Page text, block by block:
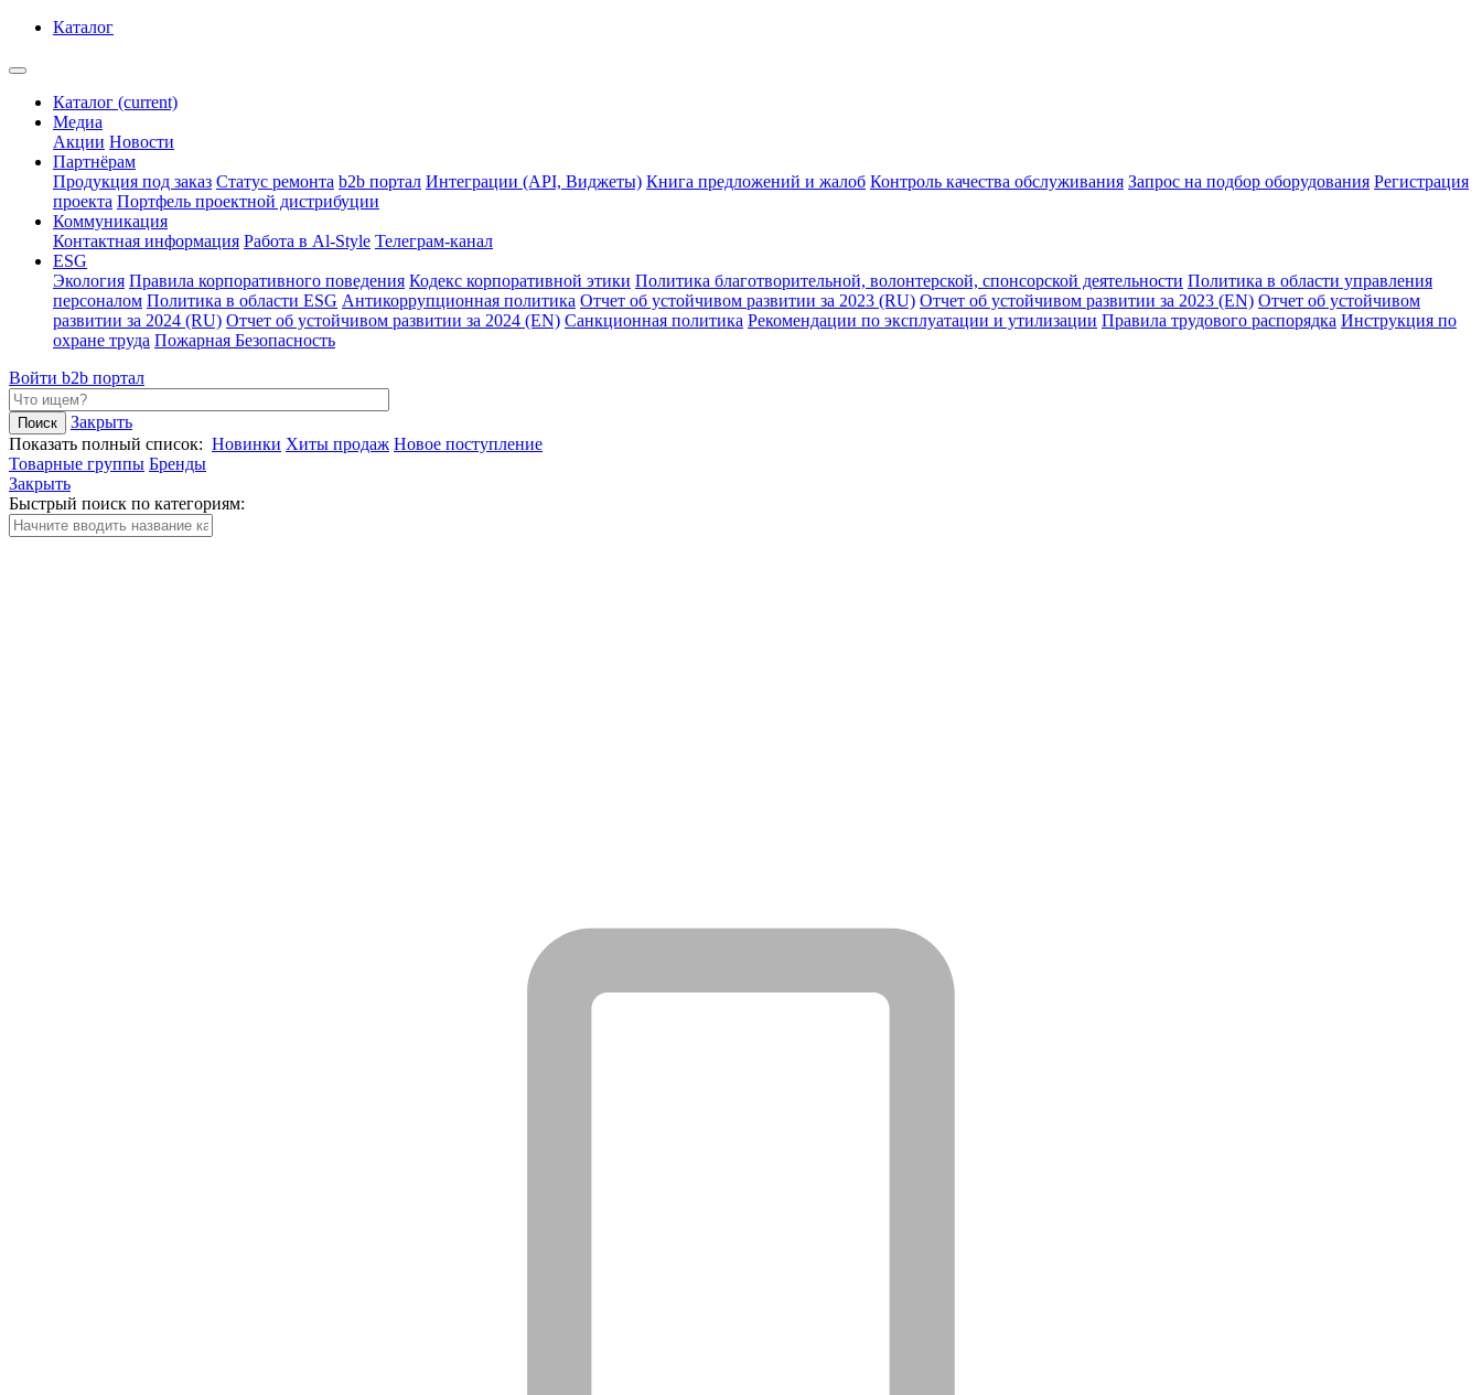
Каталог
Каталог (current)
Медиа
Акции Новости
Партнёрам
Продукция под заказ Статус ремонта b2b портал Интеграции (API, Виджеты) Книга предложений и жалоб Контроль качества обслуживания Запрос на подбор оборудования Регистрация
проекта Портфель проектной дистрибуции
Коммуникация
Контактная информация Работа в Al-Style Телеграм-канал
ESG
Экология Правила корпоративного поведения Кодекс корпоративной этики Политика благотворительной, волонтерской, спонсорской деятельности Политика в области управления
персоналом Политика в области ESG Антикоррупционная политика Отчет об устойчивом развитии за 2023 (RU) Отчет об устойчивом развитии за 2023 (EN) Отчет об устойчивом
развитии за 2024 (RU) Отчет об устойчивом развитии за 2024 (EN) Санкционная политика Рекомендации по эксплуатации и утилизации Правила трудового распорядка Инструкция по
охране труда Пожарная Безопасность
Войти b2b портал
Закрыть
Показать полный список: Новинки Хиты продаж Новое поступление
Товарные группы Бренды
Закрыть
Быстрый поиск по категориям: